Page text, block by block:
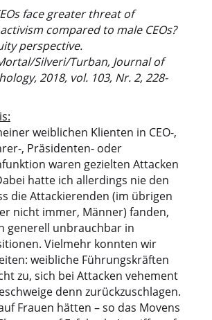
face greater threat of
compared to male CEOs?
perspective.
Silveri/Turban, Journal of
2018, vol. 103, Nr. 2, 228-
weiblichen Klienten in CEO-,
, Präsidenten- oder
waren gezielten Attacken
hatte ich allerdings nie den
die Attackierenden (im übrigen
nicht immer, Männer) fanden,
generell unbrauchbar in
Vielmehr konnten wir
weibliche Führungskräften
zu, sich bei Attacken vehement
denn zurückzuschlagen.
Frauen hätten – so das Movens